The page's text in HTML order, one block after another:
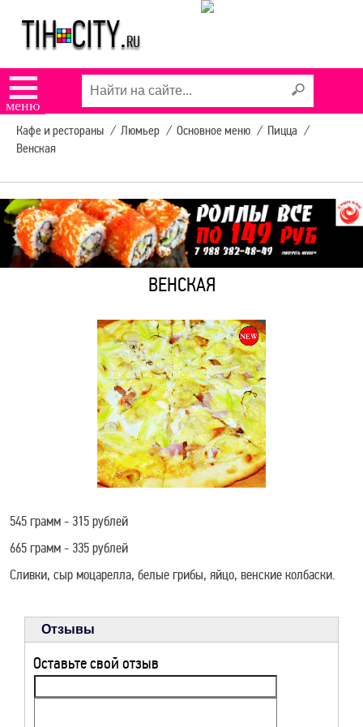
КАФЕ "СИЦИЛИЯ"
КАФЕ "АРЛЕКИНО"
ПИЦЦЕРИЯ ДОДО
РАСПИСАНИЕ
АВТОБУСОВ
УСЛУГИ В ТИХОРЕЦКЕ
КОНЦЕРТЫ И
МЕРОПРИЯТИЯ
9 МАЯ В ТИХОРЕЦКЕ
РЕКЛАМА НА САЙТЕ
ЗАДЫМЛЕНИЕ
ТИХОРЕЦКА SOS
РЕЦЕПТЫ ДЛЯ
ЗДОРОВЬЯ
☰
меню
Кафе и рестораны / Люмьер / Основное меню / Пицца /
Венская
ВЕНСКАЯ
545 грамм - 315 рублей
665 грамм - 335 рублей
Сливки, сыр моцарелла, белые грибы, яйцо, венские колбаски.
Отзывы
Оставьте свой отзыв